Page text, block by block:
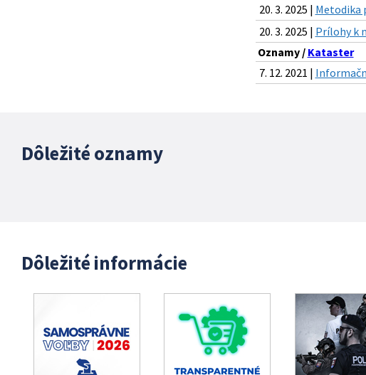
20. 3. 2025 | Metodika
20. 3. 2025 | Prílohy k
Oznamy / Kataster
7. 12. 2021 |
Dôležité oznamy
Dôležité informácie